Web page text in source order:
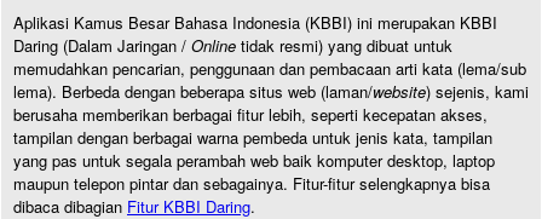
Aplikasi Kamus Besar Bahasa Indonesia (KBBI) ini merupakan KBBI
Daring (Dalam Jaringan / Online tidak resmi) yang dibuat untuk
memudahkan pencarian, penggunaan dan pembacaan arti kata (lema/sub
lema). Berbeda dengan beberapa situs web (laman/website) sejenis, kami
berusaha memberikan berbagai fitur lebih, seperti kecepatan akses,
tampilan dengan berbagai warna pembeda untuk jenis kata, tampilan
yang pas untuk segala perambah web baik komputer desktop, laptop
maupun telepon pintar dan sebagainya. Fitur-fitur selengkapnya bisa
dibaca dibagian Fitur KBBI Daring.